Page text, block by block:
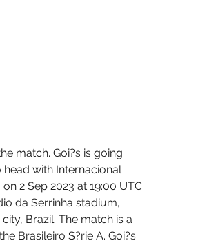
match. Goi?s is going
head with Internacional
2 Sep 2023 at 19:00 UTC
da Serrinha stadium,
city, Brazil. The match is a
Brasileiro S?rie A. Goi?s